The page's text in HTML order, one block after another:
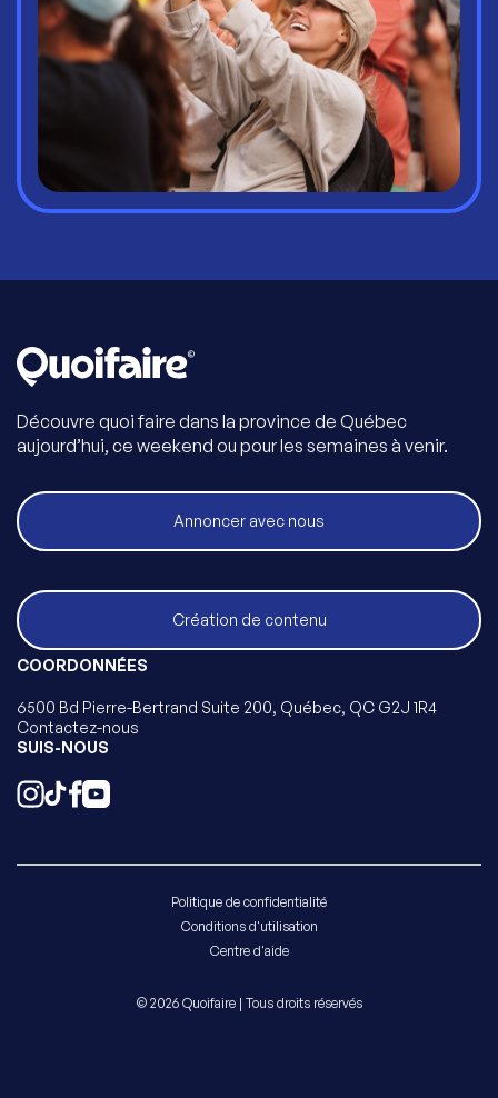
Découvre quoi faire dans la province de Québec
aujourd’hui, ce weekend ou pour les semaines à venir.
Annoncer avec nous
Création de contenu
COORDONNÉES
6500 Bd Pierre-Bertrand Suite 200, Québec, QC G2J 1R4
Contactez-nous
SUIS-NOUS
Politique de confidentialité
Conditions d'utilisation
Centre d'aide
© 2026 Quoifaire | Tous droits réservés